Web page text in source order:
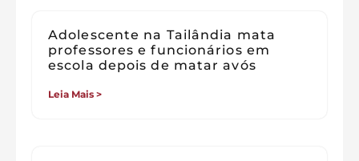
Adolescente na Tailândia mata
professores e funcionários em
escola depois de matar avós
Leia Mais >